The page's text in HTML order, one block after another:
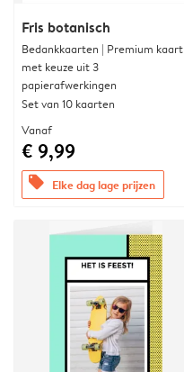
Fris botanisch
Bedankkaarten | Premium kaart
met keuze uit 3
papierafwerkingen
Set van 10 kaarten
Vanaf
€ 9,99
offers Elke dag lage prijzen